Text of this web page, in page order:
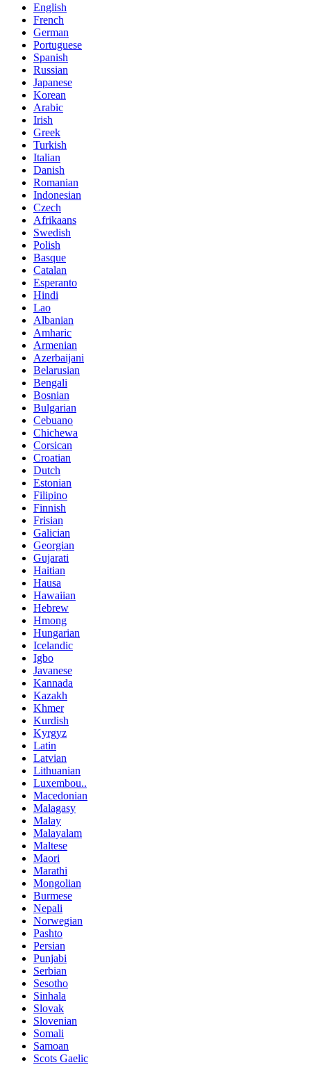
English
French
German
Portuguese
Spanish
Russian
Japanese
Korean
Arabic
Irish
Greek
Turkish
Italian
Danish
Romanian
Indonesian
Czech
Afrikaans
Swedish
Polish
Basque
Catalan
Esperanto
Hindi
Lao
Albanian
Amharic
Armenian
Azerbaijani
Belarusian
Bengali
Bosnian
Bulgarian
Cebuano
Chichewa
Corsican
Croatian
Dutch
Estonian
Filipino
Finnish
Frisian
Galician
Georgian
Gujarati
Haitian
Hausa
Hawaiian
Hebrew
Hmong
Hungarian
Icelandic
Igbo
Javanese
Kannada
Kazakh
Khmer
Kurdish
Kyrgyz
Latin
Latvian
Lithuanian
Luxembou..
Macedonian
Malagasy
Malay
Malayalam
Maltese
Maori
Marathi
Mongolian
Burmese
Nepali
Norwegian
Pashto
Persian
Punjabi
Serbian
Sesotho
Sinhala
Slovak
Slovenian
Somali
Samoan
Scots Gaelic